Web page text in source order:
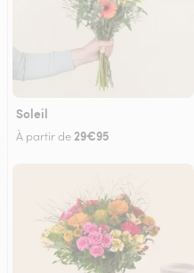
Soleil
À partir de29€95